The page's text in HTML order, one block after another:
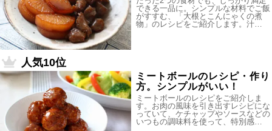
できる一品に。シンプルな材料でご飯
がすすむ、「大根とこんにゃくの煮
物」のレシピをご紹介します。汁…
人気10位
ミートボールのレシピ・作り
方。シンプルがいい！
ミートボールのレシピをご紹介しま
す。お肉の風味を引き出すレシピにな
っていて、ケチャップやソースなどの
いつもの調味料を使って、特別感…